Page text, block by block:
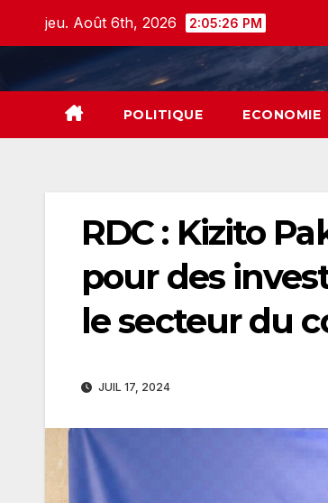
jeu. Août 6th, 2026 2:05:27 PM
POLITIQUE ECONOMIE
RDC : Kizito
pour des
le secteur du
JUIL 17, 2024